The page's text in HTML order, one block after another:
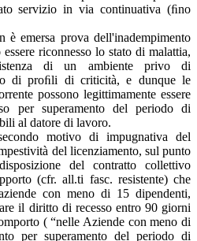
servizio in via continuativa (ﬁno
emersa prova dell'inadempimento
riconnesso lo stato di malattia,
di un ambiente privo di
o di proﬁli di criticità, e dunque le
possono legittimamente essere
per superamento del periodo di
al datore di lavoro.
motivo di impugnativa del
del licenziamento, sul punto
del contratto collettivo
(cfr. all.ti fasc. resistente) che
con meno di 15 dipendenti,
il diritto di recesso entro 90 giorni
( “nelle Aziende con meno di
per superamento del periodo di